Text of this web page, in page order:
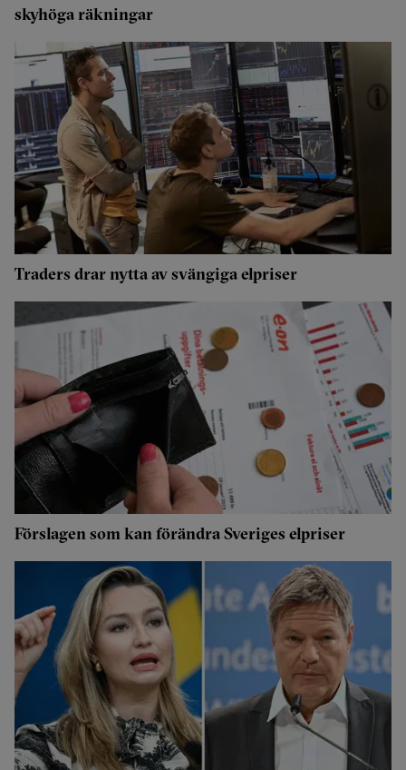
skyhöga räkningar
Traders drar nytta av svängiga elpriser
Förslagen som kan förändra Sveriges elpriser